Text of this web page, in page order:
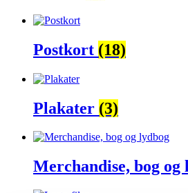
Postkort (18)
Plakater (3)
Merchandise, bog og